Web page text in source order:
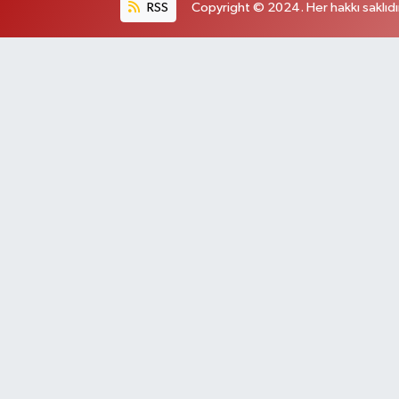
RSS Copyright © 2024. Her hakkı